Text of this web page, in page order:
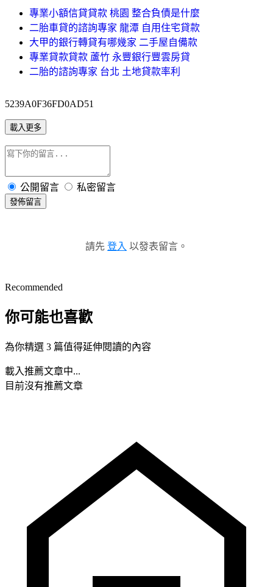
專業小額信貸貸款 桃園 整合負債是什麼
二胎車貸的諮詢專家 龍潭 自用住宅貸款
大甲的銀行轉貸有哪幾家 二手屋自備款
專業貸款貸款 蘆竹 永豐銀行豐雲房貸
二胎的諮詢專家 台北 土地貸款率利
5239A0F36FD0AD51
載入更多
公開留言 私密留言
發佈留言
請先 登入 以發表留言。
Recommended
你可能也喜歡
為你精選 3 篇值得延伸閱讀的內容
載入推薦文章中...
目前沒有推薦文章